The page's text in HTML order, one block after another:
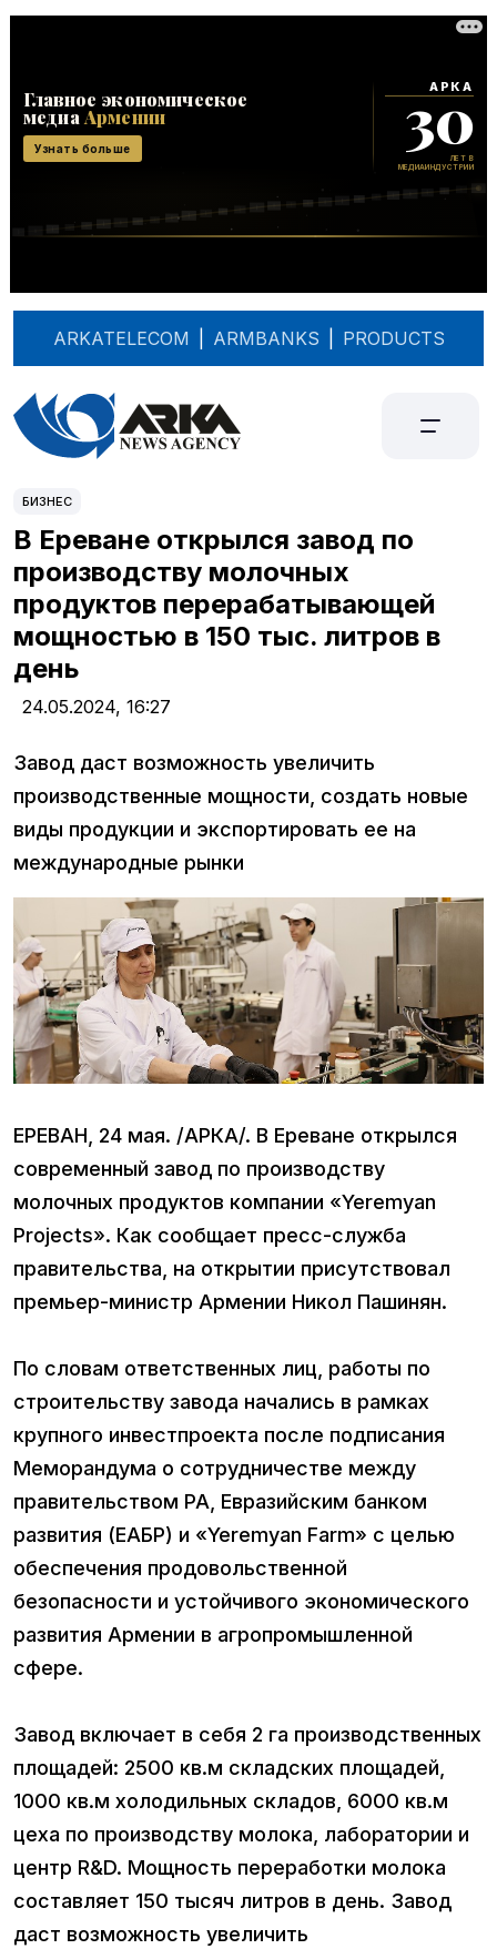
ARKATELECOM ARMBANKS PRODUCTS
БИЗНЕС
В Ереване открылся завод по
производству молочных
продуктов перерабатывающей
мощностью в 150 тыс. литров в
день
24.05.2024, 16:27
Завод даст возможность увеличить
производственные мощности, создать новые
виды продукции и экспортировать ее на
международные рынки
ЕРЕВАН, 24 мая. /АРКА/. В Ереване открылся
современный завод по производству
молочных продуктов компании «Yeremyan
Projects». Как сообщает пресс-служба
правительства, на открытии присутствовал
премьер-министр Армении Никол Пашинян.
По словам ответственных лиц, работы по
строительству завода начались в рамках
крупного инвестпроекта после подписания
Меморандума о сотрудничестве между
правительством РА, Евразийским банком
развития (ЕАБР) и «Yeremyan Farm» с целью
обеспечения продовольственной
безопасности и устойчивого экономического
развития Армении в агропромышленной
сфере.
Завод включает в себя 2 га производственных
площадей: 2500 кв.м складских площадей,
1000 кв.м холодильных складов, 6000 кв.м
цеха по производству молока, лаборатории и
центр R&D. Мощность переработки молока
составляет 150 тысяч литров в день. Завод
даст возможность увеличить